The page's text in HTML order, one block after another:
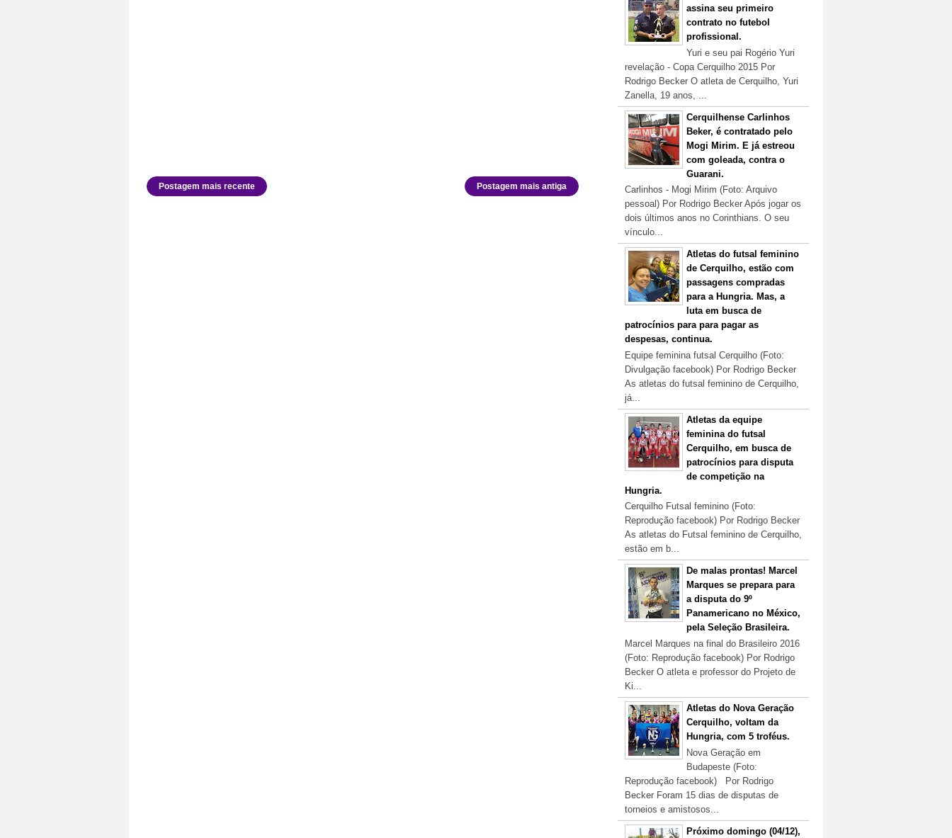
Postagem mais recente Postagem mais antiga
assina seu primeiro
contrato no futebol
profissional.
Yuri e seu pai Rogério Yuri
revelação - Copa Cerquilho 2015 Por
Rodrigo Becker O atleta de Cerquilho, Yuri
Zanella, 19 anos, ...
Cerquilhense Carlinhos
Beker, é contratado pelo
Mogi Mirim. E já estreou
com goleada, contra o
Guarani.
Carlinhos - Mogi Mirim (Foto: Arquivo
pessoal) Por Rodrigo Becker Após jogar os
dois últimos anos no Corinthians. O seu
vínculo...
Atletas do futsal feminino
de Cerquilho, estão com
passagens compradas
para a Hungria. Mas, a
luta em busca de
patrocínios para para pagar as
despesas, continua.
Equipe feminina futsal Cerquilho (Foto:
Divulgação facebook) Por Rodrigo Becker
As atletas do futsal feminino de Cerquilho,
já...
Atletas da equipe
feminina do futsal
Cerquilho, em busca de
patrocínios para disputa
de competição na
Hungria.
Cerquilho Futsal feminino (Foto:
Reprodução facebook) Por Rodrigo Becker
As atletas do Futsal feminino de Cerquilho,
estão em b...
De malas prontas! Marcel
Marques se prepara para
a disputa do 9º
Panamericano no México,
pela Seleção Brasileira.
Marcel Marques na final do Brasileiro 2016
(Foto: Reprodução facebook) Por Rodrigo
Becker O atleta e professor do Projeto de
Ki...
Atletas do Nova Geração
Cerquilho, voltam da
Hungria, com 5 troféus.
Nova Geração em
Budapeste (Foto:
Reprodução facebook) Por Rodrigo
Becker Foram 15 dias de disputas de
torneios e amistosos...
Próximo domingo (04/12),